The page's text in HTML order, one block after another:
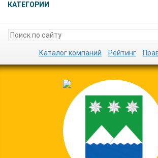
КАТЕГОРИИ
Каталог компаний Рейтинг